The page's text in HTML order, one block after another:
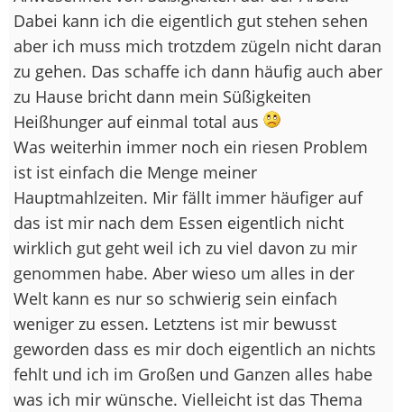
Dabei kann ich die eigentlich gut stehen sehen
aber ich muss mich trotzdem zügeln nicht daran
zu gehen. Das schaffe ich dann häufig auch aber
zu Hause bricht dann mein Süßigkeiten
Heißhunger auf einmal total aus
Was weiterhin immer noch ein riesen Problem
ist ist einfach die Menge meiner
Hauptmahlzeiten. Mir fällt immer häufiger auf
das ist mir nach dem Essen eigentlich nicht
wirklich gut geht weil ich zu viel davon zu mir
genommen habe. Aber wieso um alles in der
Welt kann es nur so schwierig sein einfach
weniger zu essen. Letztens ist mir bewusst
geworden dass es mir doch eigentlich an nichts
fehlt und ich im Großen und Ganzen alles habe
was ich mir wünsche. Vielleicht ist das Thema